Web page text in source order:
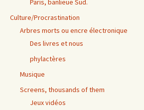
Paris, banlieue Sud.
Culture/Procrastination
Arbres morts ou encre électronique
Des livres et nous
phylactères
Musique
Screens, thousands of them
Jeux vidéos